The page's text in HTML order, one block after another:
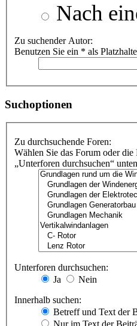
Nach
Zu suchender Autor:
Benutzen Sie ein * als
Suchoptionen
Zu durchsuchende Foren:
Wählen Sie das Forum oder
„Unterforen durchsuchen“
Unterforen durchsuchen:
Ja
Nein
Innerhalb suchen:
Betreff und Text der
Nur im Text der